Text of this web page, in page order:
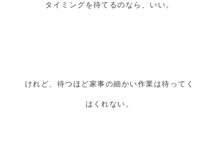
タイミングを待てるのなら、いい。
けれど、待つほど家事の細かい作業は待ってく
はくれない。